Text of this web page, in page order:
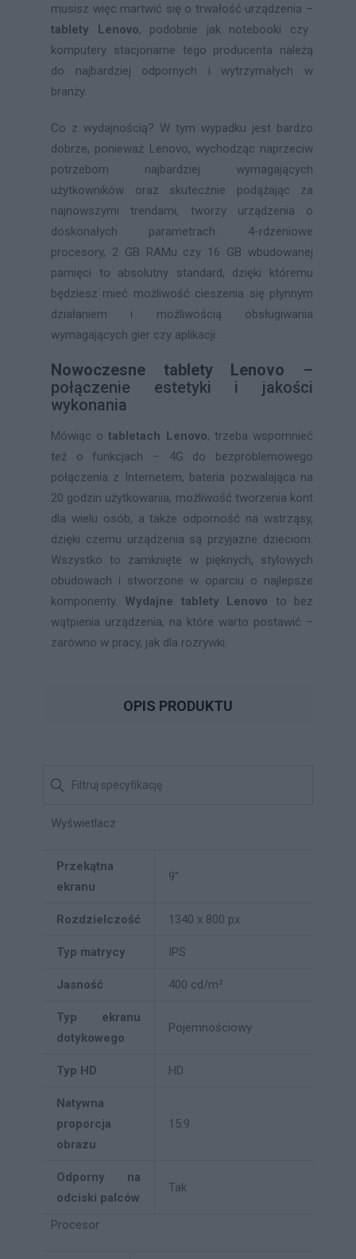
musisz więc martwić się o trwałość urządzenia –
tablety Lenovo, podobnie jak notebooki czy
komputery stacjonarne tego producenta należą
do najbardziej odpornych i wytrzymałych w
branży.
Co z wydajnością? W tym wypadku jest bardzo
dobrze, ponieważ Lenovo, wychodząc naprzeciw
potrzebom najbardziej wymagających
użytkowników oraz skutecznie podążając za
najnowszymi trendami, tworzy urządzenia o
doskonałych parametrach. 4-rdzeniowe
procesory, 2 GB RAMu czy 16 GB wbudowanej
pamięci to absolutny standard, dzięki któremu
będziesz mieć możliwość cieszenia się płynnym
działaniem i możliwością obsługiwania
wymagających gier czy aplikacji.
Nowoczesne tablety Lenovo –
połączenie estetyki i jakości
wykonania
Mówiąc otabletach Lenovo, trzeba wspomnieć
też o funkcjach – 4G do bezproblemowego
połączenia z Internetem, bateria pozwalająca na
20 godzin użytkowania, możliwość tworzenia kont
dla wielu osób, a także odporność na wstrząsy,
dzięki czemu urządzenia są przyjazne dzieciom.
Wszystko to zamknięte w pięknych, stylowych
obudowach i stworzone w oparciu o najlepsze
komponenty. Wydajne tablety Lenovo to bez
wątpienia urządzenia, na które warto postawić –
zarówno w pracy, jak dla rozrywki.
OPIS PRODUKTU
Wyświetlacz
Przekątna
ekranu
9"
Rozdzielczość 1340 x 800 px
Typ matrycy IPS
Jasność 400 cd/m²
Typ ekranu
dotykowego
Pojemnościowy
Typ HD HD
Natywna
proporcja
obrazu
15:9
Odporny na
odciski palców
Tak
Procesor